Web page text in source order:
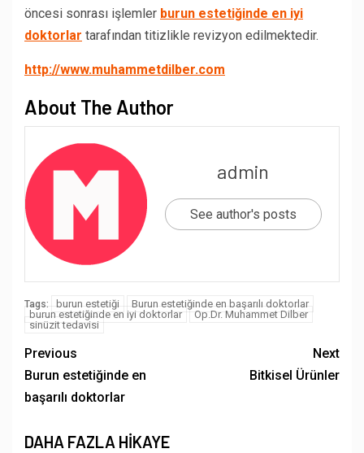
öncesi sonrası işlemler burun estetiğinde en iyi
doktorlar tarafından titizlikle revizyon edilmektedir.
http://www.muhammetdilber.com
About The Author
admin
See author's posts
Tags: burun estetiği
Burun estetiğinde en başarılı doktorlar
burun estetiğinde en iyi doktorlar
Op.Dr. Muhammet Dilber
sinüzit tedavisi
Previous
Burun estetiğinde en
başarılı doktorlar
Next
Bitkisel Ürünler
DAHA FAZLA HIKAYE